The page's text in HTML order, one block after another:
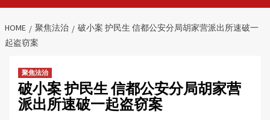
HOME 聚焦法治
破小案 护民生 信都公安分局胡家营派出所速破一
起盗窃案
聚焦法治
破小案 护民生 信都公安分局胡家营
派出所速破一起盗窃案